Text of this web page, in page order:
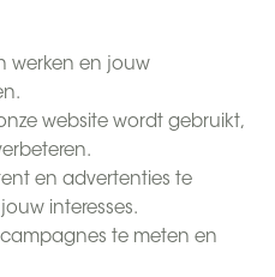
werken en jouw
website wordt gebruikt,
en advertenties te
interesses.
te meten en